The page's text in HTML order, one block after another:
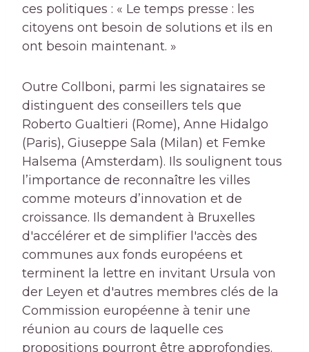
ces politiques : « Le temps presse : les
citoyens ont besoin de solutions et ils en
ont besoin maintenant. »
Outre Collboni, parmi les signataires se
distinguent des conseillers tels que
Roberto Gualtieri (Rome), Anne Hidalgo
(Paris), Giuseppe Sala (Milan) et Femke
Halsema (Amsterdam). Ils soulignent tous
l’importance de reconnaître les villes
comme moteurs d’innovation et de
croissance. Ils demandent à Bruxelles
d'accélérer et de simplifier l'accès des
communes aux fonds européens et
terminent la lettre en invitant Ursula von
der Leyen et d'autres membres clés de la
Commission européenne à tenir une
réunion au cours de laquelle ces
propositions pourront être approfondies.